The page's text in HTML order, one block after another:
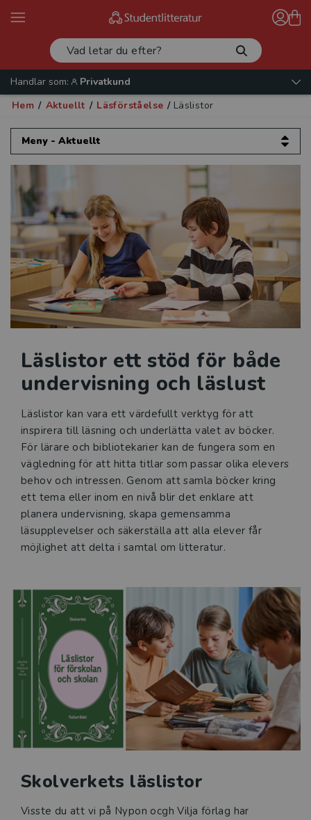
Handlar som:
Privatkund
Hem / Aktuellt / Läsförståelse / Läslistor
Meny - Aktuellt
Artiklar och intervjuer
Evenemang
Kataloger 2026
Beställ provexemplar
Statsbidrag för inköp av läroböcker och
lärarhandledningar 2026
Reformer
Press
Läslistor ett stöd för både
undervisning och läslust
Läslistor kan vara ett värdefullt verktyg för att
inspirera till läsning och underlätta valet av böcker.
För lärare och bibliotekarier kan de fungera som en
vägledning för att hitta titlar som passar olika elevers
behov och intressen. Genom att samla böcker kring
ett tema eller inom en nivå blir det enklare att
planera undervisning, skapa gemensamma
läsupplevelser och säkerställa att alla elever får
möjlighet att delta i samtal om litteratur.
Skolverkets läslistor
Visste du att vi på Nypon ocgh Vilja förlag har